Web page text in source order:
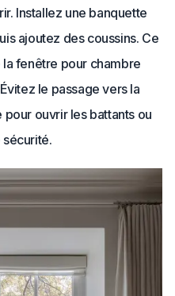
Installez une banquette
ajoutez des coussins. Ce
fenêtre pour chambre
le passage vers la
ouvrir les battants ou